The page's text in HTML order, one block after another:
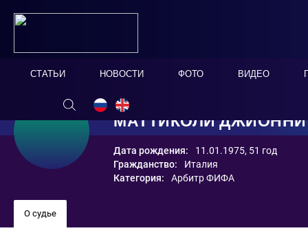
СТАТЬИ НОВОСТИ ФОТО ВИДЕО
МАТТИКОЛИ ДЖИОННИ
Дата рождения:
11.01.1975, 51 год
Гражданство:
Италия
Категория:
Арбитр ФИФА
О судье